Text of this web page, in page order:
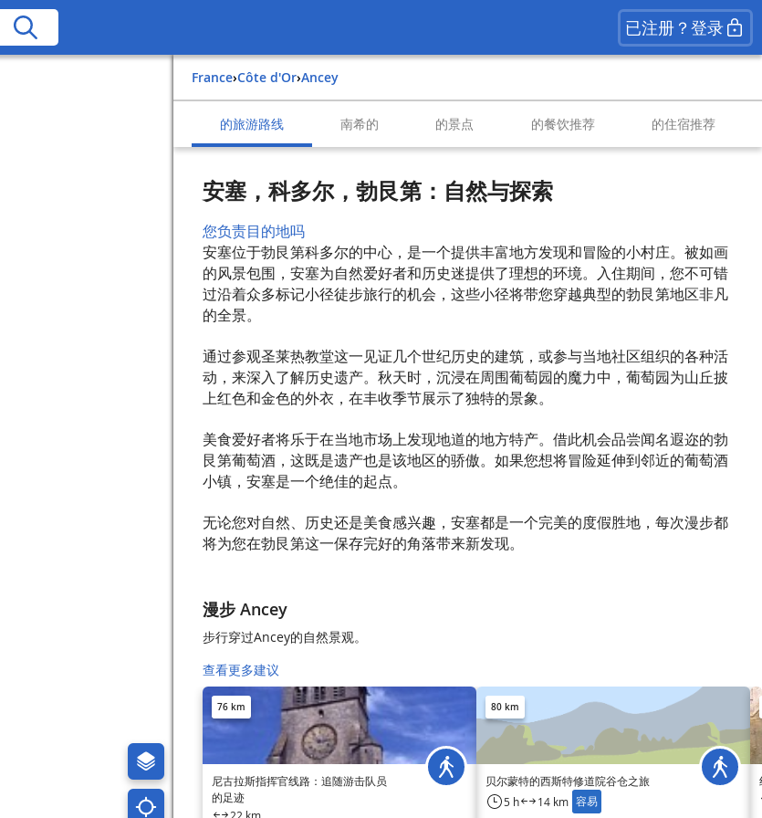
已注册？登录
France› Côte d'Or› Ancey
的旅游路线 南希的 的景点 的餐饮推荐 的住宿推荐
安塞，科多尔，勃艮第：自然与探索
您负责目的地吗
安塞位于勃艮第科多尔的中心，是一个提供丰富地方发现和冒险的小村庄。被如画
的风景包围，安塞为自然爱好者和历史迷提供了理想的环境。入住期间，您不可错
过沿着众多标记小径徒步旅行的机会，这些小径将带您穿越典型的勃艮第地区非凡
的全景。
通过参观圣莱热教堂这一见证几个世纪历史的建筑，或参与当地社区组织的各种活
动，来深入了解历史遗产。秋天时，沉浸在周围葡萄园的魔力中，葡萄园为山丘披
上红色和金色的外衣，在丰收季节展示了独特的景象。
美食爱好者将乐于在当地市场上发现地道的地方特产。借此机会品尝闻名遐迩的勃
艮第葡萄酒，这既是遗产也是该地区的骄傲。如果您想将冒险延伸到邻近的葡萄酒
小镇，安塞是一个绝佳的起点。
无论您对自然、历史还是美食感兴趣，安塞都是一个完美的度假胜地，每次漫步都
将为您在勃艮第这一保存完好的角落带来新发现。
漫步 Ancey
步行穿过Ancey的自然景观。
查看更多建议
76 km
尼古拉斯指挥官线路：追随游击队员
的足迹
80 km
贝尔蒙特的西斯特修道院谷仓之旅
5 h 14 km 容易